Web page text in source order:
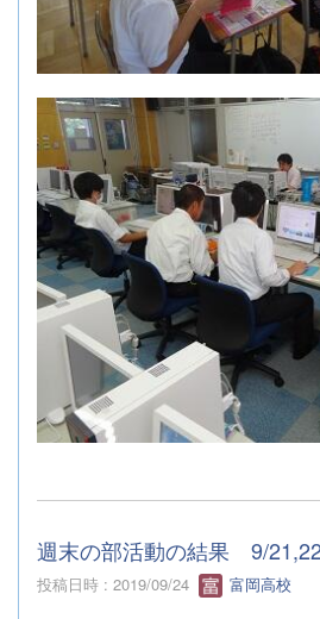
週末の部活動の結果 9/
投稿日時 : 2019/09/24 富岡高校